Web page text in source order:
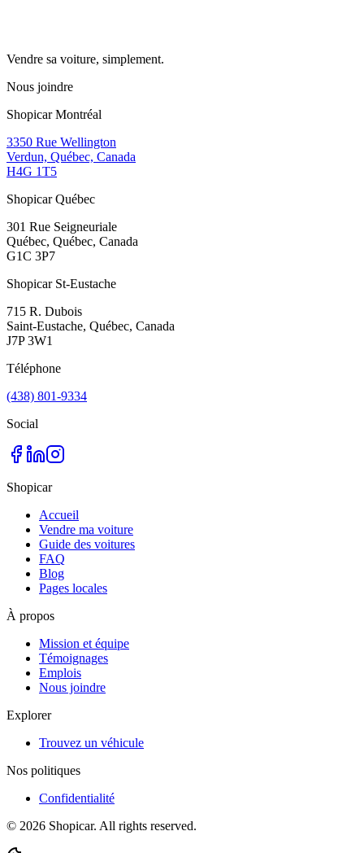
Vendre sa voiture, simplement.
Nous joindre
Shopicar Montréal
3350 Rue Wellington
Verdun, Québec, Canada
H4G 1T5
Shopicar Québec
301 Rue Seigneuriale
Québec, Québec, Canada
G1C 3P7
Shopicar St-Eustache
715 R. Dubois
Saint-Eustache, Québec, Canada
J7P 3W1
Téléphone
(438) 801-9334
Social
Shopicar
Accueil
Vendre ma voiture
Guide des voitures
FAQ
Blog
Pages locales
À propos
Mission et équipe
Témoignages
Emplois
Nous joindre
Explorer
Trouvez un véhicule
Nos politiques
Confidentialité
© 2026 Shopicar. All rights reserved.